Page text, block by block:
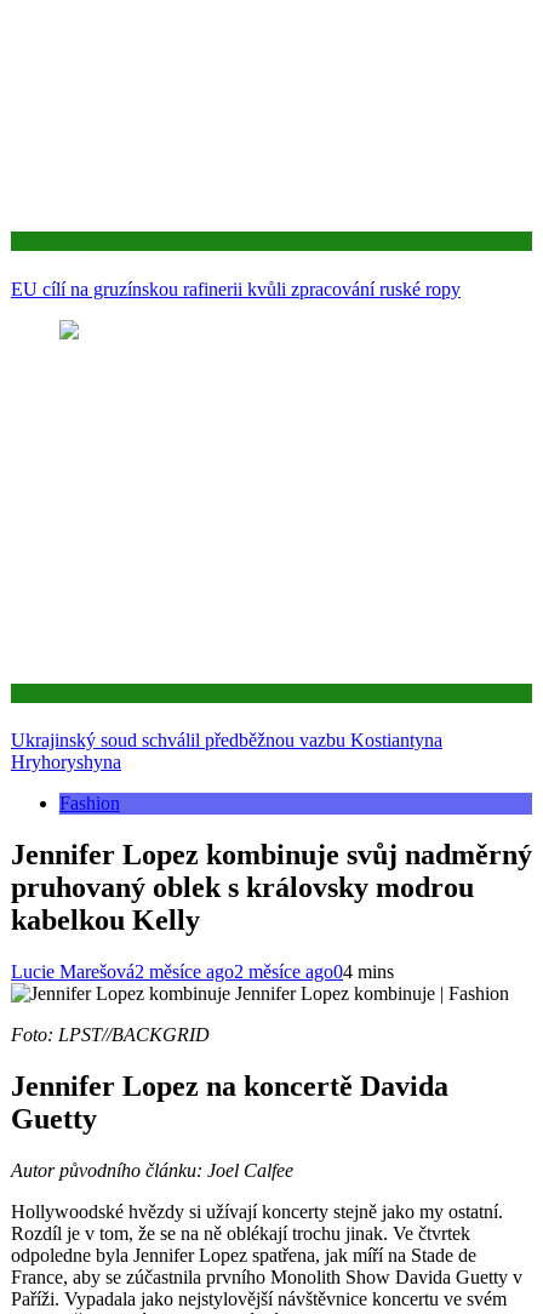
EU cílí na gruzínskou rafinerii kvůli zpracování ruské ropy
Ukrajinský soud schválil předběžnou vazbu Kostiantyna
Hryhoryshyna
Fashion
Jennifer Lopez kombinuje svůj nadměrný
pruhovaný oblek s královsky modrou
kabelkou Kelly
Lucie Marešová2 měsíce ago2 měsíce ago04 mins
Jennifer Lopez kombinuje | Fashion
Foto: LPST//BACKGRID
Jennifer Lopez na koncertě Davida
Guetty
Autor původního článku: Joel Calfee
Hollywoodské hvězdy si užívají koncerty stejně jako my ostatní.
Rozdíl je v tom, že se na ně oblékají trochu jinak. Ve čtvrtek
odpoledne byla Jennifer Lopez spatřena, jak míří na Stade de
France, aby se zúčastnila prvního Monolith Show Davida Guetty v
Paříži. Vypadala jako nejstylovější návštěvnice koncertu ve svém